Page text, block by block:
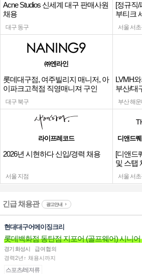
Acne Studios 신세계 대구 판매사원
채용
대구 동구
[정규직/
부티크
서울 서
㈜엔라인
롯데대구점, 여주빌리지 매니저, 아
이파크고척점 직영매니져 구인
대구 북구
LVMH
부산/대
채용
부산 해
라이프레코드
2026년 시현하다 신입/경력 채용
서울 지점
디앤드
[디앤드
및 스탭
서울 서
긴급 채용관 광고안내
현대대구어메이징크리
롯데백화점 동탄점 지포어 (골프웨어) 시니어
경기 화성시
급여협의
경력2년↑ 채용시까지
스포츠/레져류